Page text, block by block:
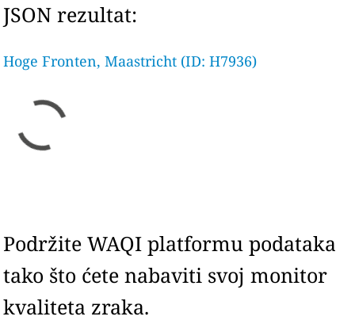
JSON rezultat:
Hoge Fronten, Maastricht (ID: H7936)
Podržite WAQI platformu podataka
tako što ćete nabaviti svoj monitor
kvaliteta zraka.